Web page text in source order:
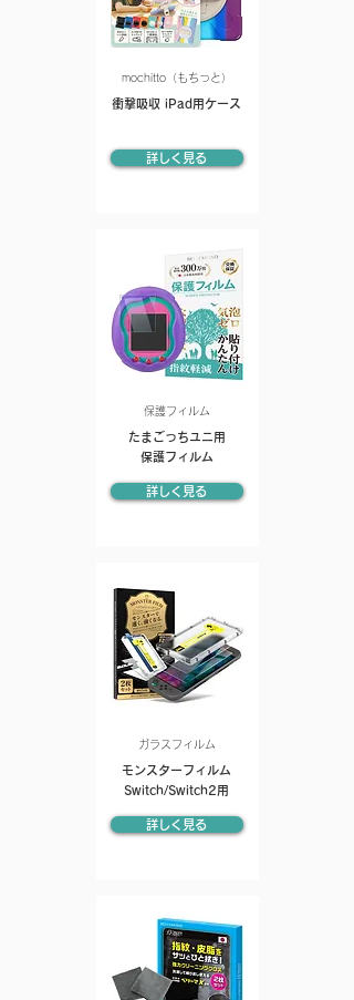
mochitto（もちっと）
衝撃吸収 iPad用ケース
詳しく見る
保護フィルム
たまごっちユニ用
保護フィルム
詳しく見る
ガラスフィルム
モンスターフィルム
Switch/Switch2用
詳しく見る